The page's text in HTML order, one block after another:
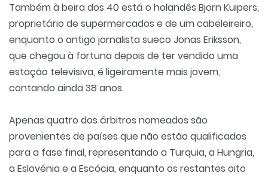
Também à beira dos 40 está o holandês Bjorn Kuipers,
proprietário de supermercados e de um cabeleireiro,
enquanto o antigo jornalista sueco Jonas Eriksson,
que chegou à fortuna depois de ter vendido uma
estação televisiva, é ligeiramente mais jovem,
contando ainda 38 anos.
Apenas quatro dos árbitros nomeados são
provenientes de países que não estão qualificados
para a fase final, representando a Turquia, a Hungria,
a Eslovénia e a Escócia, enquanto os restantes oito